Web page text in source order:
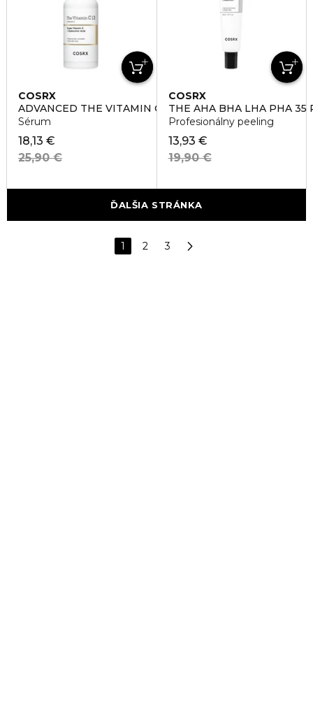
COSRX
ADVANCED THE VITAMIN C 23 SERUM
Sérum
18,13 €
25,90 €
COSRX
THE AHA BHA LHA PHA 35
Profesionálny peeling
13,93 €
19,90 €
ĎALŠIA STRÁNKA
1 2 3